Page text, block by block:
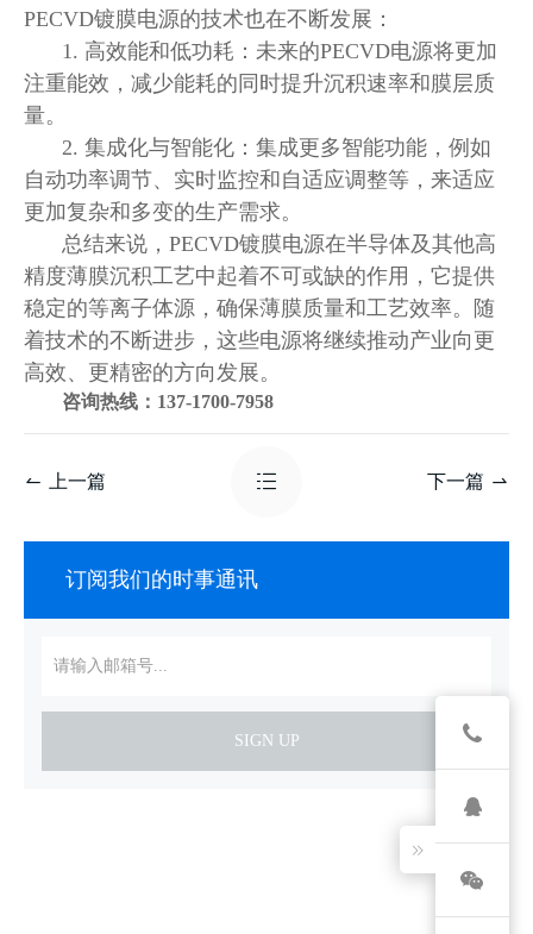
PECVD镀膜电源的技术也在不断发展：
1. 高效能和低功耗：未来的PECVD电源将更加
注重能效，减少能耗的同时提升沉积速率和膜层质
量。
2. 集成化与智能化：集成更多智能功能，例如
自动功率调节、实时监控和自适应调整等，来适应
更加复杂和多变的生产需求。
总结来说， PECVD镀膜电源在半导体及其他高
精度薄膜沉积工艺中起着不可或缺的作用，它提供
稳定的等离子体源，确保薄膜质量和工艺效率。随
着技术的不断进步，这些电源将继续推动产业向更
高效、更精密的方向发展。
咨询热线： 137-1700-7958
上一篇 下一篇
订阅我们的时事通讯
SIGN UP